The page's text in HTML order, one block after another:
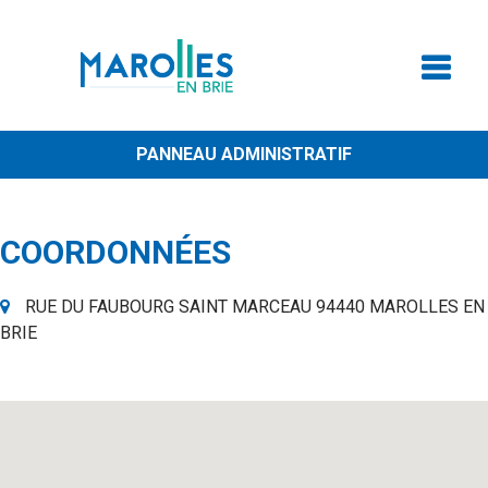
PANNEAU ADMINISTRATIF
COORDONNÉES
RUE DU FAUBOURG SAINT MARCEAU 94440 MAROLLES EN
BRIE